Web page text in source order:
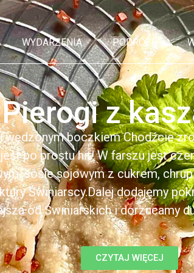
WYDARZENIA PODRÓŻE
Pierogi z
wędzonym boczkiem Chodźcie
po prostu hit! W farszu jest
sosie sojowym z cukrem,
Świniarscy.Dalej dodajemy
od Świniarskich i dorzucamy
CZYTAJ WIĘCEJ